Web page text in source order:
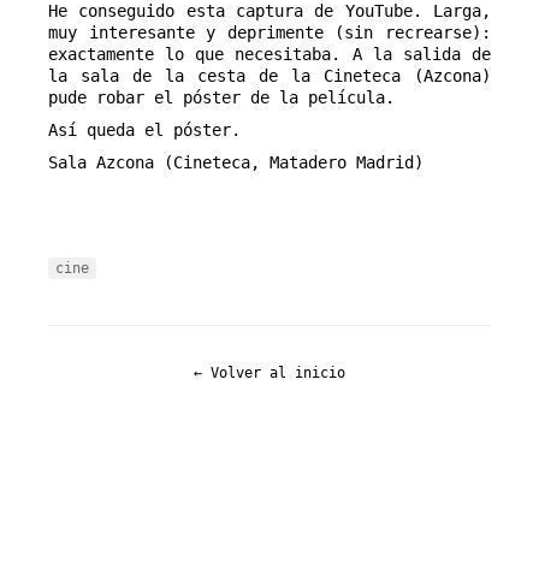
He conseguido esta captura de YouTube. Larga,
muy interesante y deprimente (sin recrearse):
exactamente lo que necesitaba. A la salida de
la sala de la cesta de la Cineteca (Azcona)
pude robar el póster de la película.
Así queda el póster.
Sala Azcona (Cineteca, Matadero Madrid)
cine
← Volver al inicio